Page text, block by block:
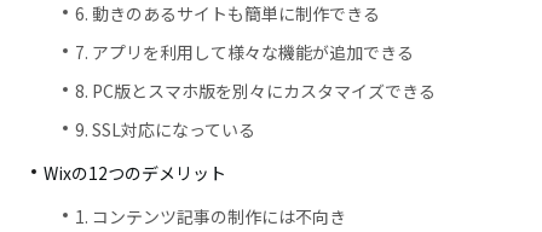
6. 動きのあるサイトも簡単に制作できる
7. アプリを利用して様々な機能が追加できる
8. PC版とスマホ版を別々にカスタマイズできる
9. SSL対応になっている
Wixの12つのデメリット
1. コンテンツ記事の制作には不向き